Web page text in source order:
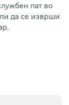
пат во
да се изврши